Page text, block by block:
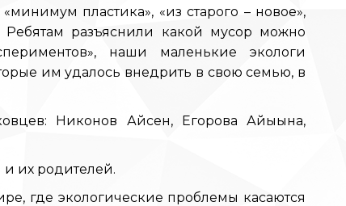
пластика», «из старого – новое»,
разъяснили какой мусор можно
наши маленькие экологи
им удалось внедрить в свою семью, в
Никонов Айсен, Егорова Айыына,
их родителей.
где экологические проблемы касаются